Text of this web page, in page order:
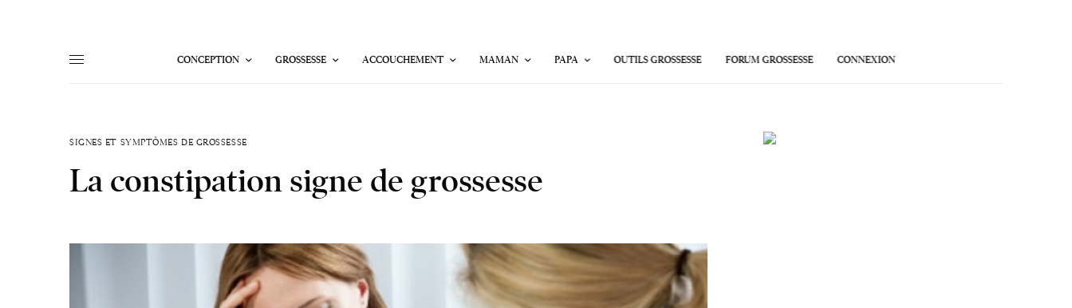
CONCEPTION GROSSESSE ACCOUCHEMENT MAMAN PAPA OUTILS GROSSESSE FORUM GROSSESSE CONNEXION
SIGNES ET SYMPTÔMES DE GROSSESSE
La constipation signe de grossesse